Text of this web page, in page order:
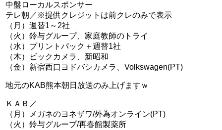
中盤ローカルスポンサー
テレ朝／※提供クレジットは前クレのみで表示
（月）週替1～2社
（火）鈴与グループ、家庭教師のトライ
（水）プリントパック＋週替1社
（木）ビックカメラ、新昭和
（金）新宿西口ヨドバシカメラ、Volkswagen(PT)
地元のKAB熊本朝日放送のみ上げますｗ
ＫＡＢ／
（月）メガネのヨネザワ/外為オンライン(PT)
（火）鈴与グループ/再春館製薬所